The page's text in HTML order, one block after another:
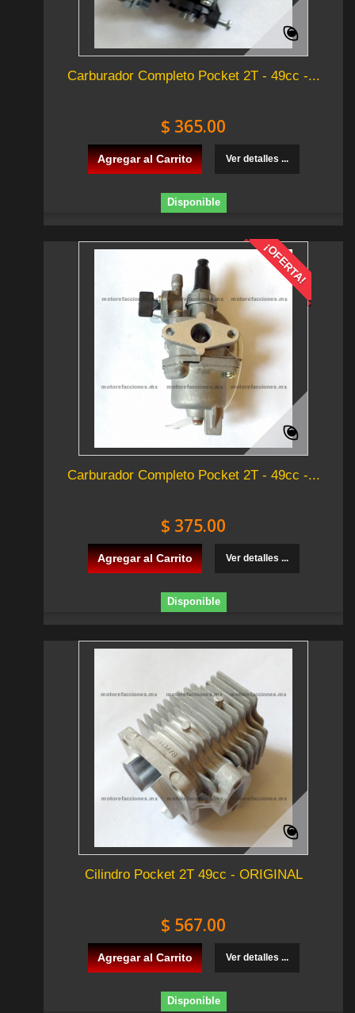
Carburador Completo Pocket 2T - 49cc -...
$ 365.00
Agregar al Carrito Ver detalles ...
Disponible
¡OFERTA!
Carburador Completo Pocket 2T - 49cc -...
$ 375.00
Agregar al Carrito Ver detalles ...
Disponible
Cilindro Pocket 2T 49cc - ORIGINAL
$ 567.00
Agregar al Carrito Ver detalles ...
Disponible